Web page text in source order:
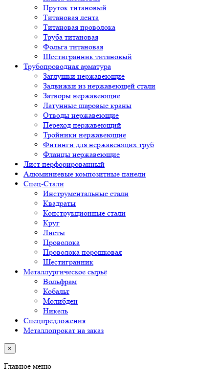
Пруток титановый
Титановая лента
Титановая проволока
Труба титановая
Фольга титановая
Шестигранник титановый
Трубопроводная арматура
Заглушки нержавеющие
Задвижки из нержавеющей стали
Затворы нержавеющие
Латунные шаровые краны
Отводы нержавеющие
Переход нержавеющий
Тройники нержавеющие
Фитинги для нержавеющих труб
Фланцы нержавеющие
Лист перфорированный
Алюминиевые композитные панели
Спец-Стали
Инструментальные стали
Квадраты
Конструкционные стали
Круг
Листы
Проволока
Проволока порошковая
Шестигранник
Металлургическое сырьё
Вольфрам
Кобальт
Молибден
Никель
Спецпредложения
Металлопрокат на заказ
×
Главное меню